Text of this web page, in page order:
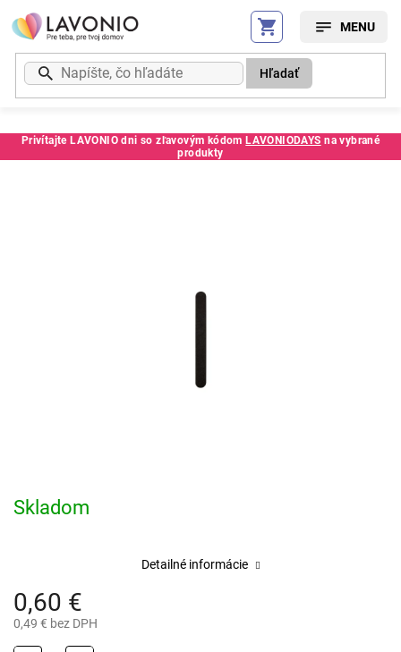
Prejsť
na
obsah
Privítajte LAVONIO dni so zľavovým kódom LAVONIODAYS na vybrané
produkty
Hľadať
Kód: 76177
0,60 €
0,49 € bez DPH
Skladom
Detailné informácie